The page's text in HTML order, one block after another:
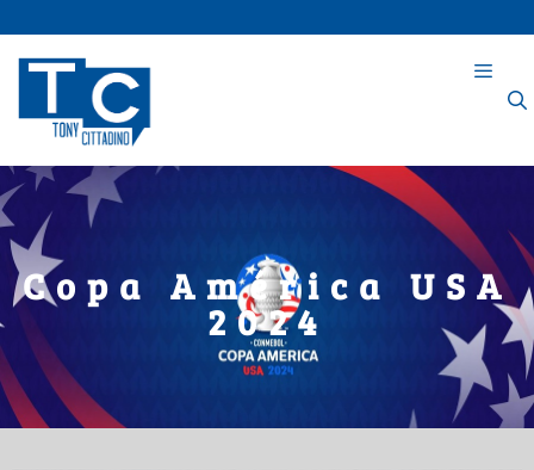
Copa América USA
2024